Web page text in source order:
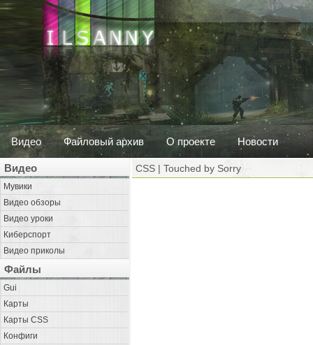
Видео Файловый архив О проекте Новости
Видео
Мувики
Видео обзоры
Видео уроки
Киберспорт
Видео приколы
Файлы
Gui
Карты
Карты CSS
Конфиги
CSS | Touched by Sorry